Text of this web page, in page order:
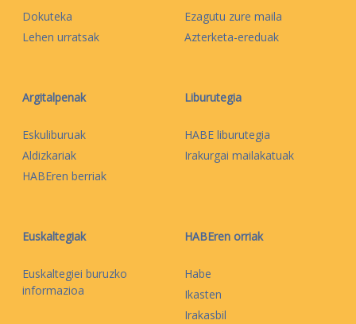
Dokuteka
Lehen urratsak
Ezagutu zure maila
Azterketa-ereduak
Argitalpenak
Eskuliburuak
Aldizkariak
HABEren berriak
Liburutegia
HABE liburutegia
Irakurgai mailakatuak
Euskaltegiak
Euskaltegiei buruzko
informazioa
HABEren orriak
Habe
Ikasten
Irakasbil